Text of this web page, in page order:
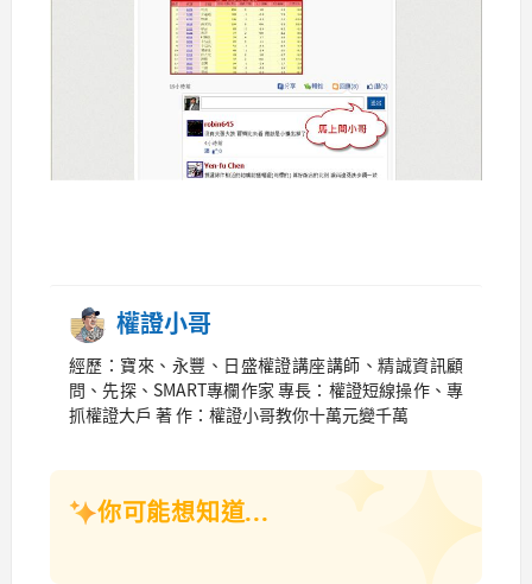
權證小哥
經歷：寶來、永豐、日盛權證講座講師、精誠資訊顧
問、先探、SMART專欄作家 專長：權證短線操作、專
抓權證大戶 著 作：權證小哥教你十萬元變千萬
你可能想知道...